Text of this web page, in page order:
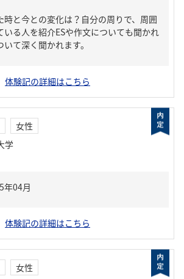
時と今との変化は？自分の周りで、周囲
いる人を紹介ESや作文についても聞かれ
て深く聞かれます。
体験記の詳細はこちら
女性
学
体験記の詳細はこちら
女性